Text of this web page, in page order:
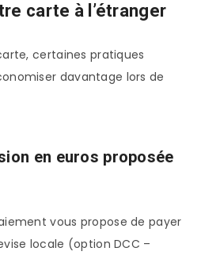
carte à l’étranger
certaines pratiques
davantage lors de
en euros proposée
vous propose de payer
locale (option DCC –